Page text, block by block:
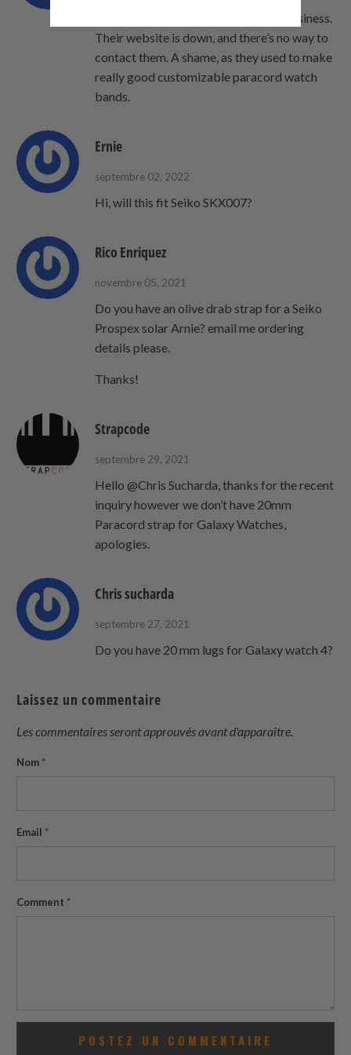
As far as I can tell, Trilotac is out of business.
Their website is down, and there’s no way to
contact them. A shame, as they used to make
really good customizable paracord watch
bands.
Ernie
septembre 02, 2022
Hi, will this fit Seiko SKX007?
Rico Enriquez
novembre 05, 2021
Do you have an olive drab strap for a Seiko
Prospex solar Arnie? email me ordering
details please.
Thanks!
Strapcode
septembre 29, 2021
Hello @Chris Sucharda, thanks for the recent
inquiry however we don’t have 20mm
Paracord strap for Galaxy Watches,
apologies.
Chris sucharda
septembre 27, 2021
Do you have 20 mm lugs for Galaxy watch 4?
Laissez un commentaire
Les commentaires seront approuvés avant d'apparaître.
Nom *
Email *
Comment *